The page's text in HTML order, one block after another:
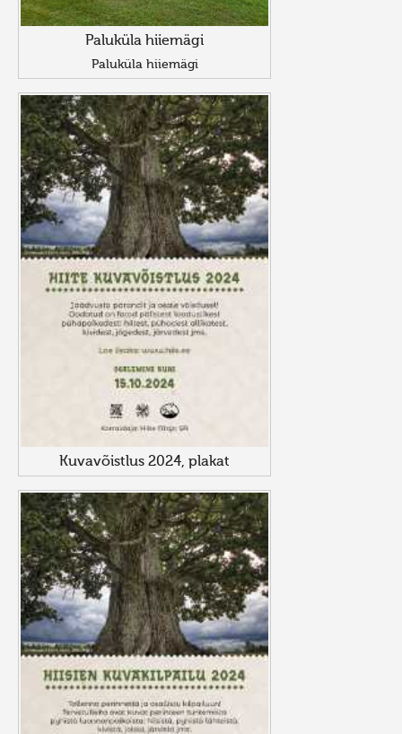
Paluküla hiiemägi
Paluküla hiiemägi
Kuvavõistlus 2024, plakat